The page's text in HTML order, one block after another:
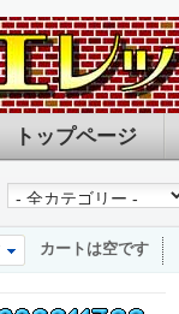
トップページ
カートは空です